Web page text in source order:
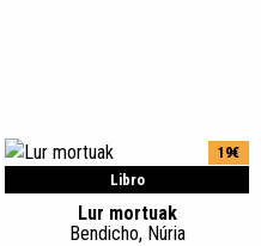
Libro
19€
Lur mortuak
Bendicho, Núria